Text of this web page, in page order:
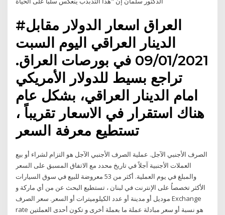
#العراق اسعار الدولار مقابل
الدينار العراقي اليوم السبت
09/01/2021 في بورصات العراق.
تراجع بسيط للدولار الأمريكي
امام الدينار العراقي، بشكل عام
هناك استقرار في الاسعار تقريباً ،
تستطيع معرفة السعر
الصرف الأجنبي الآجل. عملية الصرف الأجنبي الآجل هو التزام لشراء أو بيع
العملات الأجنبية آجلاً في تاريخ محدد مع الاتفاق المسبق على السعر
والمبلغ في يوم العملية. أكثر من 53 معروضة للبيع في سوق السيارات
الأكثر تخصصاُ على الإنترنت في لبنان ، تستطيع البحث عن من أي ماركة و
موديل أو مدينة أو عدد الكيلوميترات أو السعر. سعر الصرف Exchange
rate هو نسبة أو سعر مبادلة عملة ما بعملة أخرى و تكون أحدى العملتين